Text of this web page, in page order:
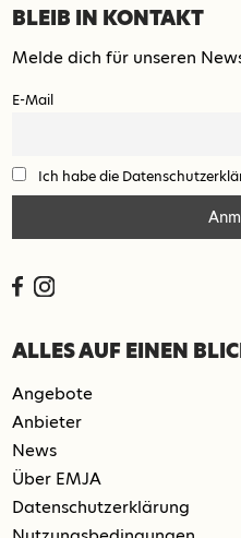
BLEIB IN KONTAKT
Melde dich für unseren
E-Mail
Ich habe die
ALLES AUF EINEN
Angebote
Anbieter
News
Über EMJA
Datenschutzerklärung